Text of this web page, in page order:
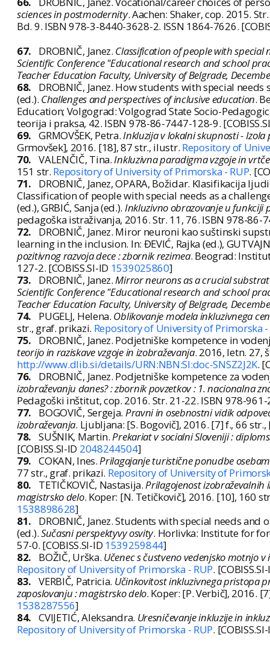
sciences in postmodernity. Aachen: Shaker, cop. 2015.
Bd. 9. ISBN 978-3-8440-3628-2. ISSN 1864-7626.
67.
DROBNIČ, Janez. Classification of people with
Scientific Conference "Educational research and school
Teacher Education Faculty, University of Belgrade,
68.
DROBNIČ, Janez. How students with special
(ed.). Challenges and perspectives of inclusive education.
Education; Volgograd: Volgograd State Socio-
teorija i praksa, 42. ISBN 978-86-7447-128-9.
69. GRMOVŠEK, Petra.Inkluzija v lokalni skupnosti -
Grmovšek], 2016. [18], 87 str., ilustr. Repository of
70. VALENČIČ, Tina.Inkluzivna paradigma vzgoje in
151 str. Repository of University of Primorska - RUP.
71.
DROBNIČ, Janez, OPARA, Božidar. Klasifikacija
Classification of people with special needs as a
(ed.), GRBIĆ, Sanja (ed.). Inkluzivno obrazovanje u funkciji
pedagoška istraživanja, 2016. Str. 11, 76. ISBN 978-86-
72.
DROBNIČ, Janez. Miror neuroni kao suštinski
learning in the inclusion. In: ĐEVIĆ, Rajka (ed.),
pozitivnog razvoja dece : zbornik rezimea. Beograd:
127-2. [COBISS.SI-ID 1539025860]
73.
DROBNIČ, Janez.Mirror neurons as a crucial
Scientific Conference "Educational research and school
Teacher Education Faculty, University of Belgrade,
74.
PUGELJ, Helena. Oblikovanje modela inkluzivnega
str., graf. prikazi. Repository of University of Primorska -
75.
DROBNIČ, Janez. Podjetniške kompetence in
teorijo in raziskave vzgoje in izobraževanja. 2016, letn. 27,
http://www.dlib.si/details/URN:NBN:SI:doc-SNSZ2J2K.
76.
DROBNIČ, Janez. Podjetniške kompetence za
izobraževanju danes? : zbornik povzetkov : 1. nacionalna
Pedagoški inštitut, cop. 2016. Str. 21-22. ISBN 978-
77.
BOGOVIČ, Sergeja. Pravni in osebnostni vidik
izobraževanja. Ljubljana: [S. Bogovič], 2016. [7] f., 66
78. SUŠNIK, Martin.Prekariat v socialni Sloveniji :
[COBISS.SI-ID 2048244504]
79. COKAN, Ines.Prilagajanje turistične ponudbe
77 str., graf. prikazi. Repository of University of
80.
TETIČKOVIČ, Nastasija.Prilagojenost
magistrsko delo. Koper: [N. Tetičkovič], 2016. [10], 160
1538898628]
81.
DROBNIČ, Janez. Students with special needs and
(ed.).Sučasni perspektyvy osvity. Horlivka: Institute for
57-0. [COBISS.SI-ID 1539259844]
82.
BOŽIČ, Urška. Učenec s čustveno vedenjsko motnjo
Repository of University of Primorska - RUP.
83. VERBIČ, Patricia. Učinkovitost inkluzivnega pristopa
zaposlovanju : magistrsko delo. Koper: [P. Verbič], 2016.
1538287556]
84. CVIJETIĆ, Aleksandra. Uresničevanje inkluzije in
Repository of University of Primorska - RUP.